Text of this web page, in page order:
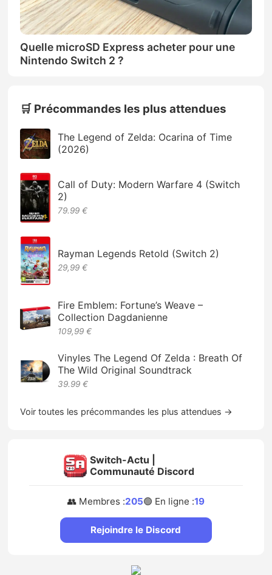
Quelle microSD Express acheter pour une
Nintendo Switch 2 ?
🛒 Précommandes les plus attendues
The Legend of Zelda: Ocarina of Time
(2026)
Call of Duty: Modern Warfare 4 (Switch
2)
79.99 €
Rayman Legends Retold (Switch 2)
29,99 €
Fire Emblem: Fortune’s Weave –
Collection Dagdanienne
109,99 €
Vinyles The Legend Of Zelda : Breath Of
The Wild Original Soundtrack
39.99 €
Voir toutes les précommandes les plus attendues →
Switch-Actu |
Communauté Discord
👥 Membres :205🟢 En ligne :19
Rejoindre le Discord